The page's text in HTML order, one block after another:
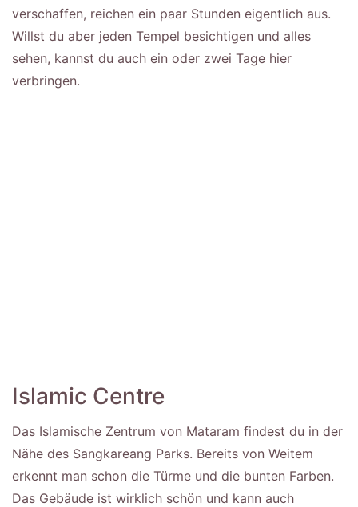
verschaffen, reichen ein paar Stunden eigentlich aus.
Willst du aber jeden Tempel besichtigen und alles
sehen, kannst du auch ein oder zwei Tage hier
verbringen.
Islamic Centre
Das Islamische Zentrum von Mataram findest du in der
Nähe des Sangkareang Parks. Bereits von Weitem
erkennt man schon die Türme und die bunten Farben.
Das Gebäude ist wirklich schön und kann auch